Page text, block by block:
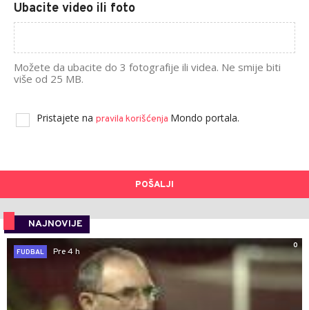
Ubacite video ili foto
Možete da ubacite do 3 fotografije ili videa. Ne smije biti
više od 25 MB.
Pristajete na pravila korišćenja Mondo portala.
POŠALJI
NAJNOVIJE
0
FUDBAL
Pre 4 h